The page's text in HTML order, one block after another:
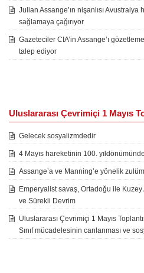
Julian Assange’ın nişanlısı
sağlamaya çağırıyor
Gazeteciler CIA’in Assange’ı
talep ediyor
Uluslararası Çevrimiçi 1 Mayıs
Gelecek sosyalizmdedir
4 Mayıs hareketinin 100.
Assange’a ve Manning’e yönelik zulüm,
Emperyalist savaş, Ortadoğu ile Kuzey
ve Sürekli Devrim
Uluslararası Çevrimiçi 1 Mayıs
Sınıf mücadelesinin canlanması ve